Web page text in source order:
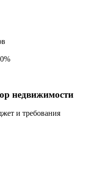
недвижимости
и требования